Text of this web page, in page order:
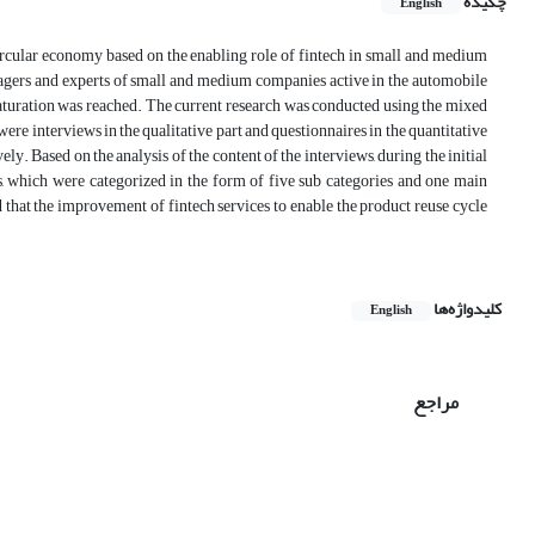
economy based on the enabling role of fintech in small and medium
and experts of small and medium companies active in the automobile
was reached. The current research was conducted using the mixed
interviews in the qualitative part and questionnaires in the quantitative
Based on the analysis of the content of the interviews, during the initial
were categorized in the form of five sub categories and one main
the improvement of fintech services to enable the product reuse cycle
کلیدواژه‌ها English
مراجع